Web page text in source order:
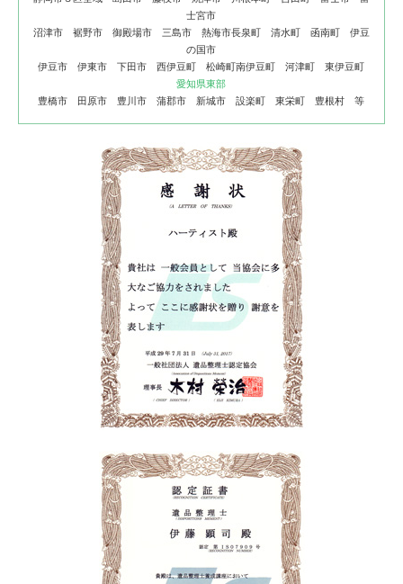
士宮市
沼津市 裾野市 御殿場市 三島市 熱海市長泉町 清水町 函南町 伊豆
の国市
伊豆市 伊東市 下田市 西伊豆町 松崎町南伊豆町 河津町 東伊豆町
愛知県東部
豊橋市 田原市 豊川市 蒲郡市 新城市 設楽町 東栄町 豊根村 等